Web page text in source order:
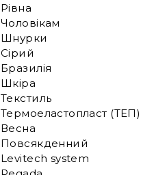
Рівна
Чоловікам
Шнурки
Сірий
Бразилія
Шкіра
Текстиль
Термоеластопласт (ТЕП)
Весна
Повсякденний
Levitech system